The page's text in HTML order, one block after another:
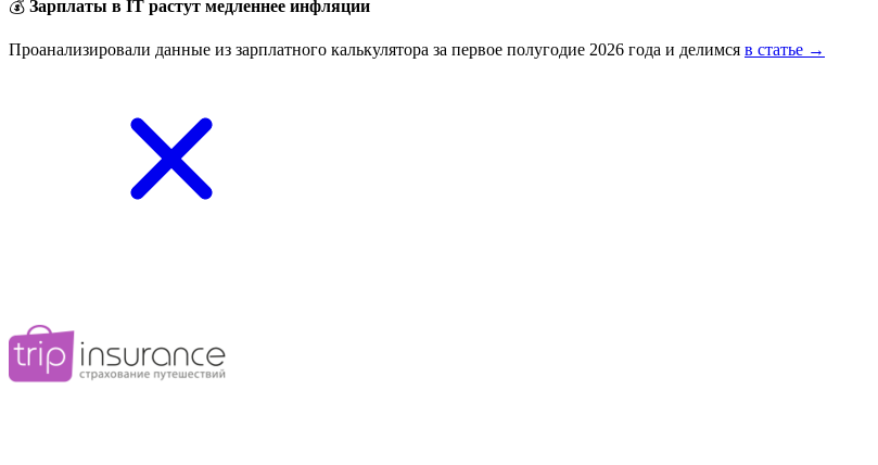
💰 Зарплаты в IT растут медленнее инфляции
Проанализировали данные из зарплатного калькулятора за первое полугодие 2026 года и делимся в статье →